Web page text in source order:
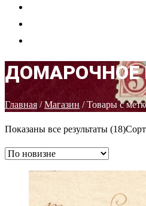
ДОМАРОЧНОЕ
Главная /Магазин / Товары с
Показаны все результаты (18)